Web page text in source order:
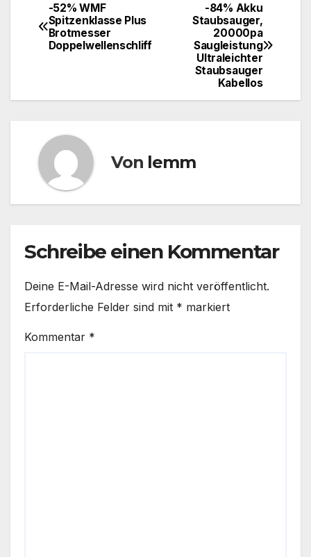
-84% Akku
Staubsauger,
20000pa
Saugleistung
Ultraleichter
Staubsauger
Kabellos
-52% WMF
Spitzenklasse Plus
Brotmesser
Doppelwellenschliff
Von lemm
Schreibe einen Kommentar
Deine E-Mail-Adresse wird nicht veröffentlicht.
Erforderliche Felder sind mit * markiert
Kommentar *